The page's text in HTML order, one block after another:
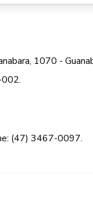
1070 -
(47) 3467-0097.